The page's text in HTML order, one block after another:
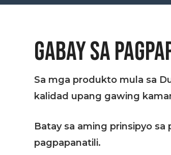
GABAY SA
Sa mga produkto mula sa
kalidad upang gawing
Batay sa aming prinsipyo
pagpapanatili.